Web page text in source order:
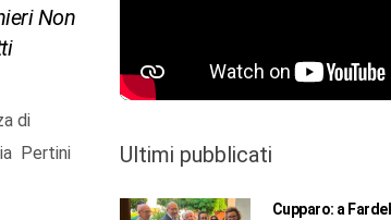
Non
di
Pertini
Ultimi pubblicati
Cupparo: a